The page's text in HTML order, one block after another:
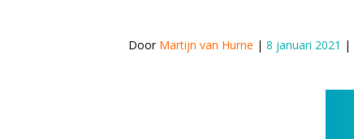
Door Martijn van Hurne | 8 januari 2021 |